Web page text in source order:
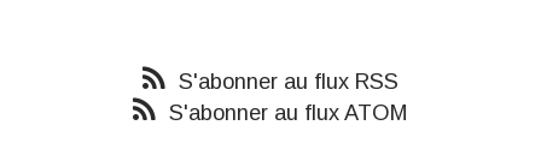
S'abonner au flux RSS
S'abonner au flux ATOM